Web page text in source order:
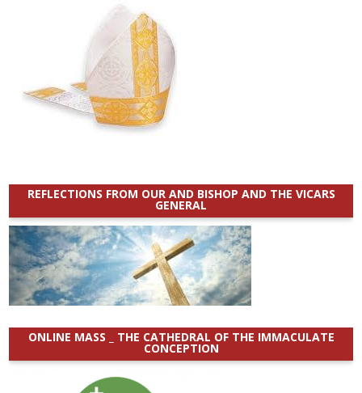
REFLECTIONS FROM OUR AND BISHOP AND THE VICARS
GENERAL
ONLINE MASS _ THE CATHEDRAL OF THE IMMACULATE
CONCEPTION